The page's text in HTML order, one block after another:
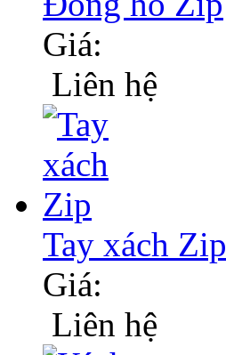
Giá:
Liên hệ
Tay xách Zip
Giá:
Liên hệ